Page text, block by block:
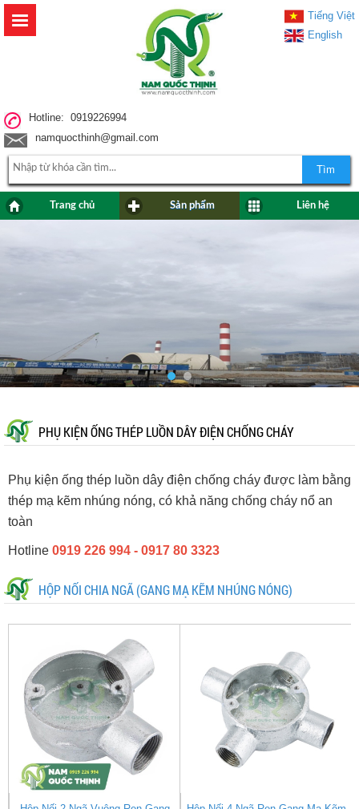
Hotline: 0919226994
namquocthinh@gmail.com
Tiếng Việt
English
Tìm
Trang chủ Sản phẩm Liên hệ
PHỤ KIỆN ỐNG THÉP LUỒN DÂY ĐIỆN CHỐNG CHÁY
Phụ kiện ống thép luồn dây điện chống cháy được làm bằng
thép mạ kẽm nhúng nóng, có khả năng chống cháy nổ an
toàn
Hotline 0919 226 994 - 0917 80 3323
HỘP NỐI CHIA NGÃ (GANG MẠ KẼM NHÚNG NÓNG)